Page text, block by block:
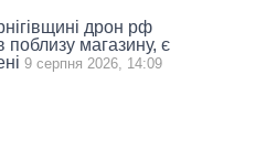
дрон рф
поблизу магазину, є
9 серпня 2026, 14:09